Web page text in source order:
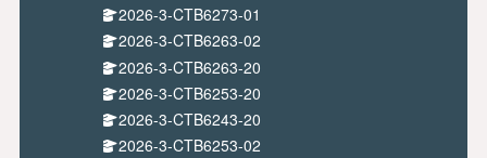
2026-3-CTB6273-01
2026-3-CTB6263-02
2026-3-CTB6263-20
2026-3-CTB6253-20
2026-3-CTB6243-20
2026-3-CTB6253-02